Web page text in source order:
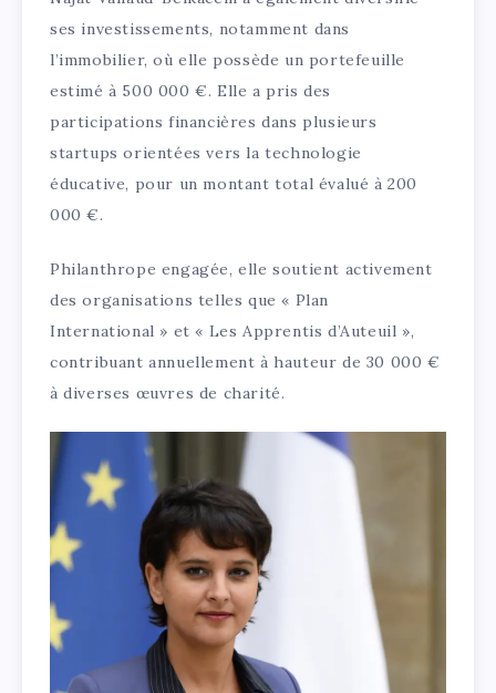
ses investissements, notamment dans
l’immobilier, où elle possède un portefeuille
estimé à 500 000 €. Elle a pris des
participations financières dans plusieurs
startups orientées vers la technologie
éducative, pour un montant total évalué à 200
000 €.
Philanthrope engagée, elle soutient activement
des organisations telles que « Plan
International » et « Les Apprentis d’Auteuil »,
contribuant annuellement à hauteur de 30 000 €
à diverses œuvres de charité.